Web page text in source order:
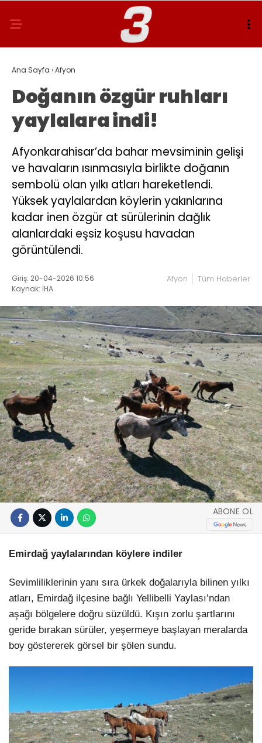
Ana Sayfa ›Afyon
Doğanın özgür ruhları
yaylalara indi!
Afyonkarahisar’da bahar mevsiminin gelişi
ve havaların ısınmasıyla birlikte doğanın
sembolü olan yılkı atları hareketlendi.
Yüksek yaylalardan köylerin yakınlarına
kadar inen özgür at sürülerinin dağlık
alanlardaki eşsiz koşusu havadan
görüntülendi.
Giriş: 20-04-2026 10:56
Kaynak: İHA
Afyon Tüm Haberler
ABONE OL
Emirdağ yaylalarından köylere indiler
Sevimliliklerinin yanı sıra ürkek doğalarıyla bilinen yılkı
atları, Emirdağ ilçesine bağlı Yellibelli Yaylası’ndan
aşağı bölgelere doğru süzüldü. Kışın zorlu şartlarını
geride bırakan sürüler, yeşermeye başlayan meralarda
boy göstererek görsel bir şölen sundu.